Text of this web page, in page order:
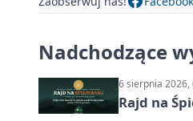
Nadchodzące
6 sierpnia 2026,
Rajd na